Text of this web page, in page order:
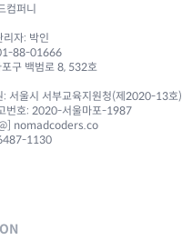
컴퍼니
리자: 박인
88-01666
구 백범로 8, 532호
: 서울시 서부교육지원청(제2020-13호)
번호: 2020-서울마포-1987
nomadcoders.co
1130